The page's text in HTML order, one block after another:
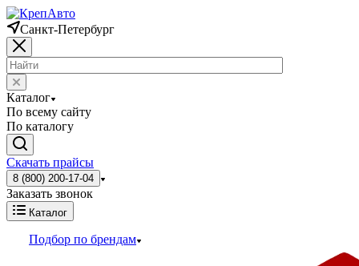
Санкт-Петербург
Каталог
По всему сайту
По каталогу
Скачать прайсы
8 (800) 200-17-04
Заказать звонок
Каталог
Подбор по брендам